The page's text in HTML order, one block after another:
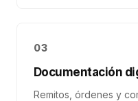
03
Documentación
Remitos, órdenes y